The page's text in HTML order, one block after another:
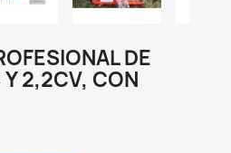
DE
2,2CV, CON